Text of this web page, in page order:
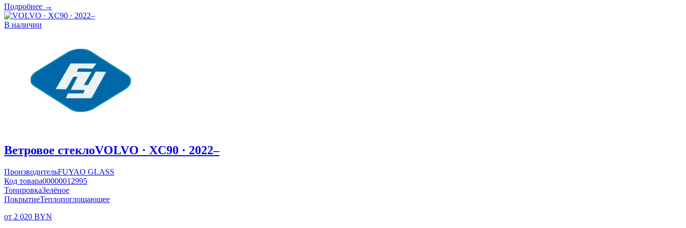
Подробнее →
В наличии
Ветровое стеклоVOLVO · XC90 · 2022–
ПроизводительFUYAO GLASS
Код товара00000012995
ТонировкаЗелёное
ПокрытиеТеплопоглощающее
от 2 020 BYN